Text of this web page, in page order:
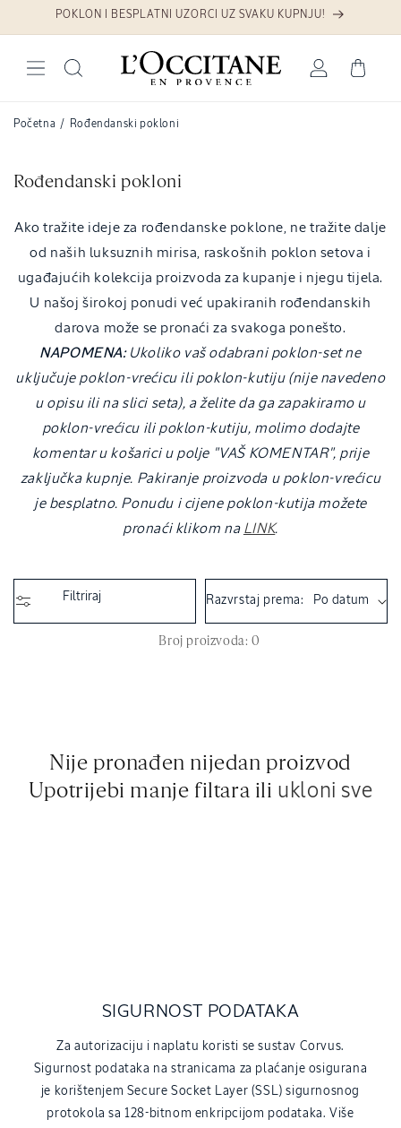
Preskoči na sadržaj
POKLON I BESPLATNI UZORCI UZ SVAKU KUPNJU!
Prijava Košarica
Početna / Rođendanski pokloni
K
l
k
Rođendanski pokloni
Ako tražite ideje za rođendanske poklone, ne tražite dalje
od naših luksuznih mirisa, raskošnih poklon setova i
ugađajućih kolekcija proizvoda za kupanje i njegu tijela.
U našoj širokoj ponudi već upakiranih rođendanskih
darova može se pronaći za svakoga ponešto.
NAPOMENA: Ukoliko vaš odabrani poklon-set ne
uključuje poklon-vrećicu ili poklon-kutiju (nije navedeno
u opisu ili na slici seta), a želite da ga zapakiramo u
poklon-vrećicu ili poklon-kutiju, molimo dodajte
komentar u košarici u polje "VAŠ KOMENTAR", prije
zaključka kupnje. Pakiranje proizvoda u poklon-vrećicu
je besplatno. Ponudu i cijene poklon-kutija možete
pronaći klikom na LINK.
Filtriraj Razvrstaj prema:
Broj proizvoda: 0
Nije pronađen nijedan proizvod
Upotrijebi manje filtara ili ukloni sve
SIGURNOST PODATAKA
Za autorizaciju i naplatu koristi se sustav Corvus.
Sigurnost podataka na stranicama za plaćanje osigurana
je korištenjem Secure Socket Layer (SSL) sigurnosnog
protokola sa 128-bitnom enkripcijom podataka. Više